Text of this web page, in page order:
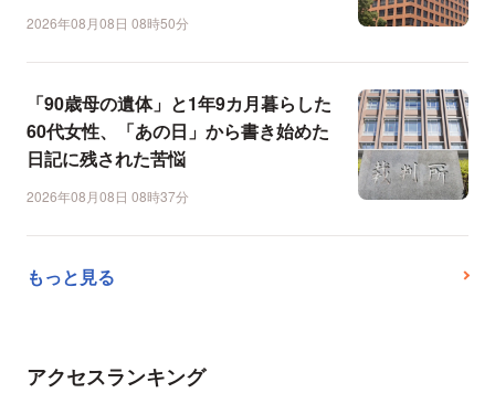
2026年08月08日 08時50分
「90歳母の遺体」と1年9カ月暮らした
60代女性、「あの日」から書き始めた
日記に残された苦悩
2026年08月08日 08時37分
もっと見る
アクセスランキング